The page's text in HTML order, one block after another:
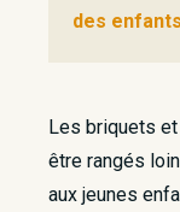
des enfants
Les briquets
être rangés
aux jeunes